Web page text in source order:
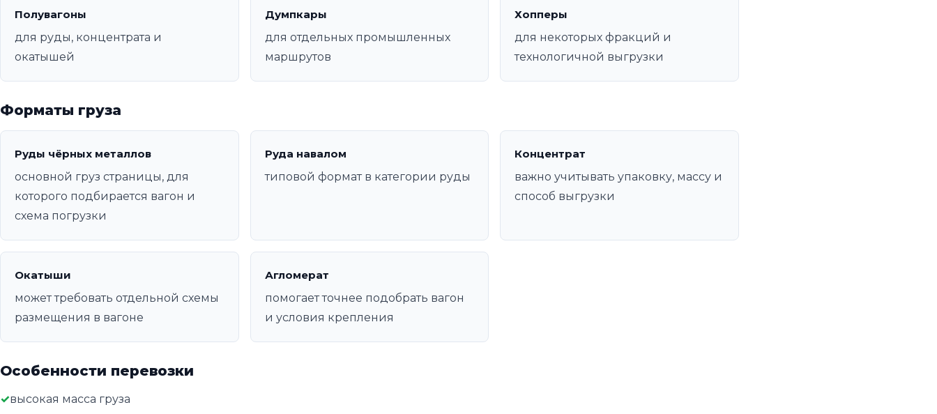
Полувагоны
для руды, концентрата и
окатышей
Думпкары
для отдельных промышленных
маршрутов
Хопперы
для некоторых фракций и
технологичной выгрузки
Форматы груза
Руды чёрных металлов
основной груз страницы, для
которого подбирается вагон и
схема погрузки
Руда навалом
типовой формат в категории руды
Концентрат
важно учитывать упаковку, массу и
способ выгрузки
Окатыши
может требовать отдельной схемы
размещения в вагоне
Агломерат
помогает точнее подобрать вагон
и условия крепления
Особенности перевозки
высокая масса груза